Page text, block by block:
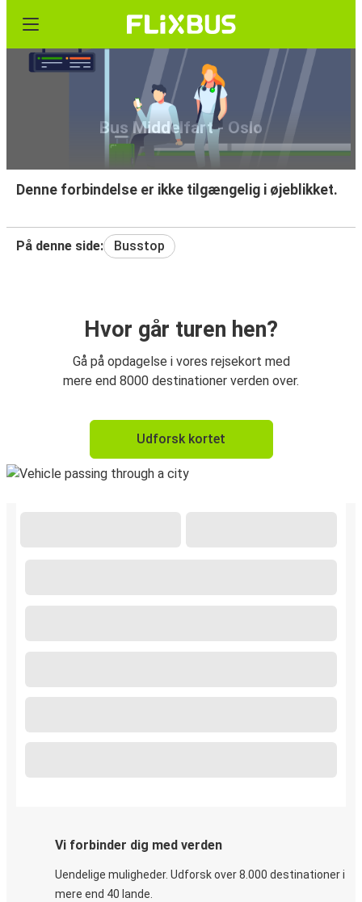
Bus Middelfart - Oslo
Denne forbindelse er ikke tilgængelig i øjeblikket.
På denne side: Busstop
Hvor går turen hen?
Gå på opdagelse i vores rejsekort med
mere end 8000 destinationer verden over.
Udforsk kortet
Vi forbinder dig med verden
Uendelige muligheder. Udforsk over 8.000 destinationer i
mere end 40 lande.